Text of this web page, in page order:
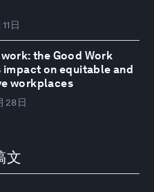
日
the Good Work
impact on equitable and
workplaces
28日
文